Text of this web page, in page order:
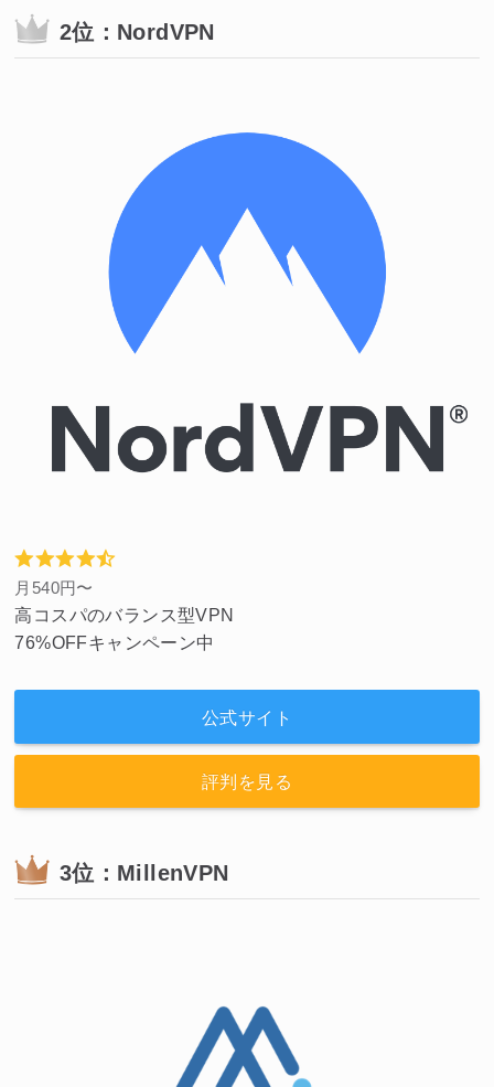
2位：NordVPN
月540円〜
高コスパのバランス型VPN
76%OFFキャンペーン中
公式サイト
評判を見る
3位：MillenVPN